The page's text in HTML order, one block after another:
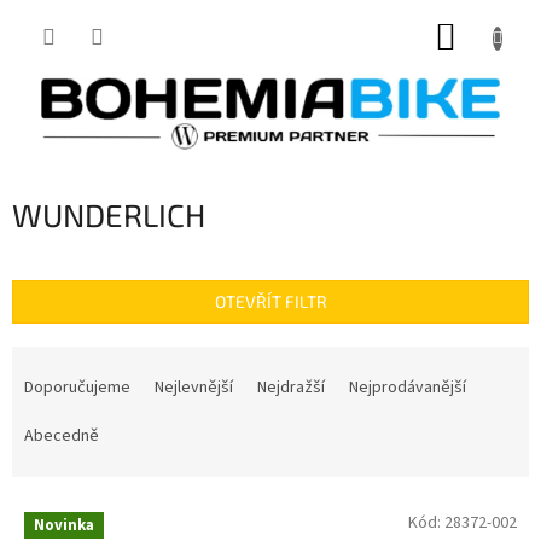
WUNDERLICH
OTEVŘÍT FILTR
p
Doporučujeme Nejlevnější Nejdražší
Nejprodávanější
Abecedně
V Novinka
Kód: 28372-002